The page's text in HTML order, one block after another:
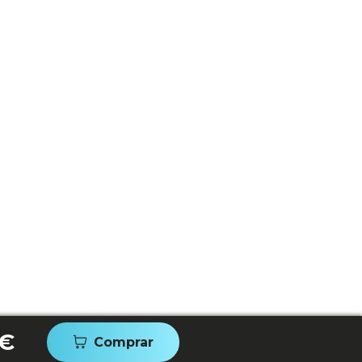
Comprar